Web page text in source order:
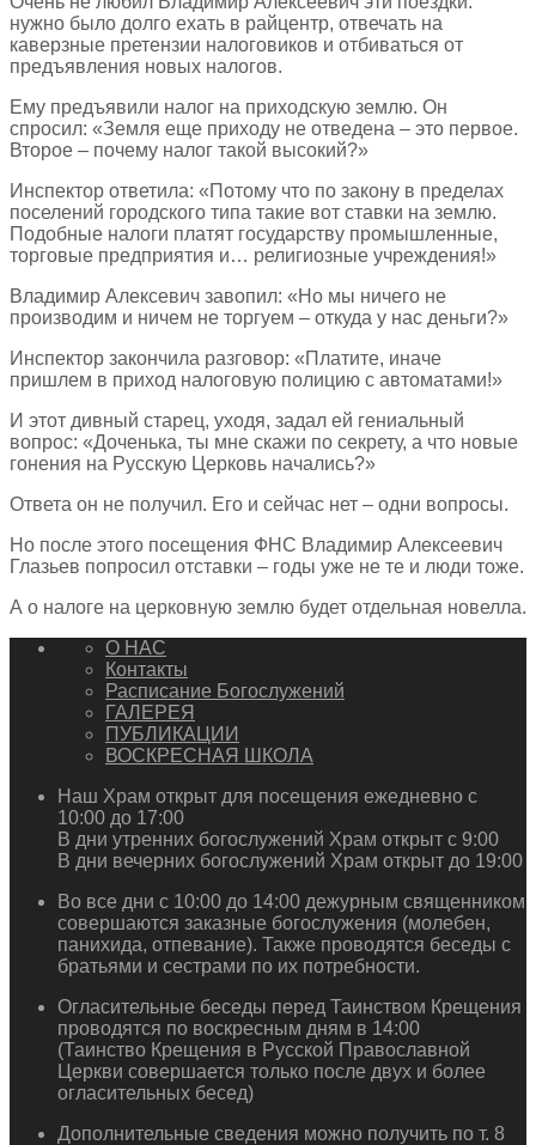
нужно было долго ехать в райцентр, отвечать на
каверзные претензии налоговиков и отбиваться от
предъявления новых налогов.
Ему предъявили налог на приходскую землю. Он
спросил: «Земля еще приходу не отведена – это первое.
Второе – почему налог такой высокий?»
Инспектор ответила: «Потому что по закону в пределах
поселений городского типа такие вот ставки на землю.
Подобные налоги платят государству промышленные,
торговые предприятия и… религиозные учреждения!»
Владимир Алексевич завопил: «Но мы ничего не
производим и ничем не торгуем – откуда у нас деньги?»
Инспектор закончила разговор: «Платите, иначе
пришлем в приход налоговую полицию с автоматами!»
И этот дивный старец, уходя, задал ей гениальный
вопрос: «Доченька, ты мне скажи по секрету, а что новые
гонения на Русскую Церковь начались?»
Ответа он не получил. Его и сейчас нет – одни вопросы.
Но после этого посещения ФНС Владимир Алексеевич
Глазьев попросил отставки – годы уже не те и люди тоже.
А о налоге на церковную землю будет отдельная новелла.
О НАС
Контакты
Расписание Богослужений
ГАЛЕРЕЯ
ПУБЛИКАЦИИ
ВОСКРЕСНАЯ ШКОЛА
Наш Храм открыт для посещения ежедневно с
10:00 до 17:00
В дни утренних богослужений Храм открыт с 9:00
В дни вечерних богослужений Храм открыт до 19:00
Во все дни с 10:00 до 14:00 дежурным священником
совершаются заказные богослужения (молебен,
панихида, отпевание). Также проводятся беседы с
братьями и сестрами по их потребности.
Огласительные беседы перед Таинством Крещения
проводятся по воскресным дням в 14:00
(Таинство Крещения в Русской Православной
Церкви совершается только после двух и более
огласительных бесед)
Дополнительные сведения можно получить по т. 8